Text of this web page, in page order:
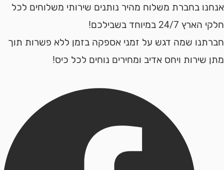
בחברת משלוח מהיר נותנים שירותי משלוחים לכל
במיוחד בשבילכם!
שמה דגש על זמני אספקה בזמן ללא פשרות תוך
ויחס אדיב ומחירים נוחים לכל כיס!